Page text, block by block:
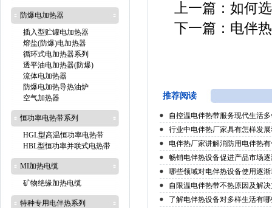
上一篇： 如何
下一篇： 电伴
推荐阅读
自控温电伴热带服务现代生活
行业中电伴热厂家具有怎样发
电伴热厂家讲解消防用电伴热
畅销电伴热设备促进产品市场
哪些领域对电伴热设备使用逐
自限温电伴热带不热原因及解
了解电伴热设备对多样生活有
防爆电加热器
插入型贮罐电加热器
熔盐(防爆)电加热器
循环式电加热器系列
透平油电加热器(防爆)
流体电加热器
防爆电加热导热油炉
空气加热器
恒功率电热带系列
HGL型高温恒功率电热带
HBL型恒功率并联式电热带
MI加热电缆
矿物绝缘加热电缆
特种专用电伴热系列